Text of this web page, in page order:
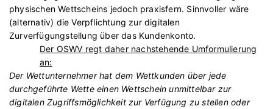
physischen Wettscheins jedoch praxisfern. Sinnvoller wäre
(alternativ) die Verpflichtung zur digitalen
Zurverfügungstellung über das Kundenkonto.
Der OSWV regt daher nachstehende Umformulierung
an:
Der Wettunternehmer hat dem Wettkunden über jede
durchgeführte Wette einen Wettschein unmittelbar zur
digitalen Zugriffsmöglichkeit zur Verfügung zu stellen oder